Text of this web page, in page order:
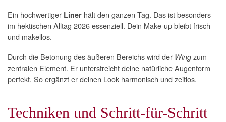
Ein hochwertiger Liner hält den ganzen Tag. Das ist besonders
im hektischen Alltag 2026 essenziell. Dein Make-up bleibt frisch
und makellos.
Durch die Betonung des äußeren Bereichs wird der Wing zum
zentralen Element. Er unterstreicht deine natürliche Augenform
perfekt. So ergänzt er deinen Look harmonisch und zeitlos.
Techniken und Schritt-für-Schritt